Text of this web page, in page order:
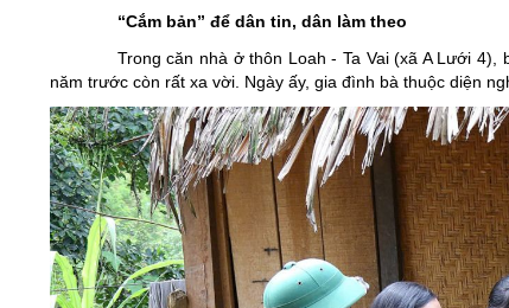
“Cắm bản” để dân tin, dân làm theo
Trong căn nhà ở thôn Loah - Ta Vai (xã A Lưới
năm trước còn rất xa vời. Ngày ấy, gia đình bà thuộc diện